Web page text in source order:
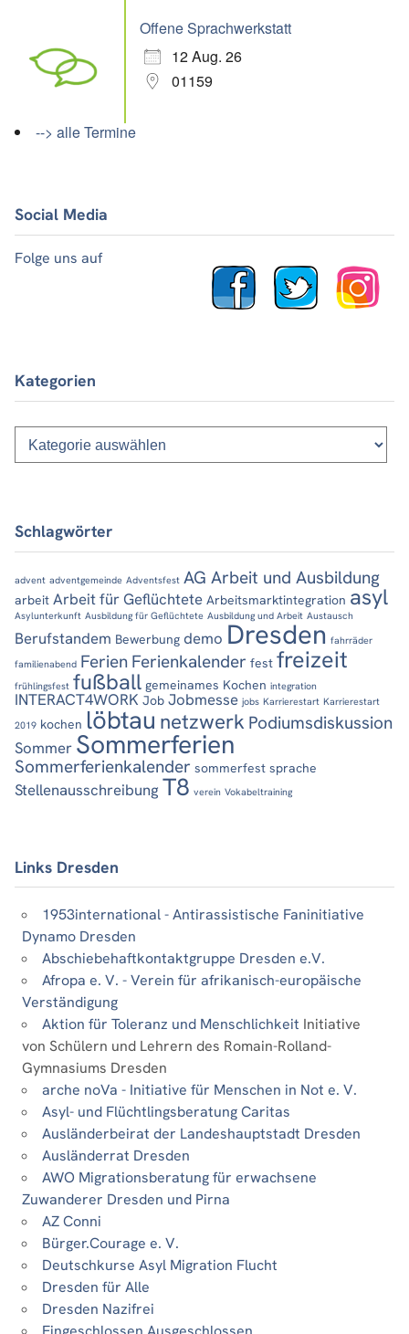
Offene Sprachwerkstatt
12 Aug. 26
01159
--> alle Termine
Social Media
Folge uns auf
Kategorien
Kategorien
Schlagwörter
advent adventgemeinde Adventsfest AG Arbeit und Ausbildung
arbeit Arbeit für Geflüchtete Arbeitsmarktintegration asyl
Asylunterkunft Ausbildung für Geflüchtete Ausbildung und Arbeit Austausch
Berufstandem Bewerbung demo Dresden fahrräder
familienabend Ferien Ferienkalender fest freizeit
frühlingsfest fußball gemeinames Kochen integration
INTERACT4WORK Job Jobmesse jobs Karrierestart Karrierestart
2019 kochen löbtau netzwerk Podiumsdiskussion
Sommer Sommerferien
Sommerferienkalender sommerfest sprache
Stellenausschreibung T8 verein Vokabeltraining
Links Dresden
1953international - Antirassistische Faninitiative
Dynamo Dresden
Abschiebehaftkontaktgruppe Dresden e.V.
Afropa e. V. - Verein für afrikanisch-europäische
Verständigung
Aktion für Toleranz und Menschlichkeit Initiative
von Schülern und Lehrern des Romain-Rolland-
Gymnasiums Dresden
arche noVa - Initiative für Menschen in Not e. V.
Asyl- und Flüchtlingsberatung Caritas
Ausländerbeirat der Landeshauptstadt Dresden
Ausländerrat Dresden
AWO Migrationsberatung für erwachsene
Zuwanderer Dresden und Pirna
AZ Conni
Bürger.Courage e. V.
Deutschkurse Asyl Migration Flucht
Dresden für Alle
Dresden Nazifrei